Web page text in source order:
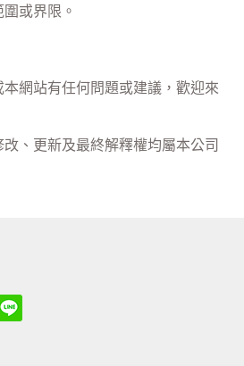
或界限。
網站有任何問題或建議，歡迎來
、更新及最終解釋權均屬本公司